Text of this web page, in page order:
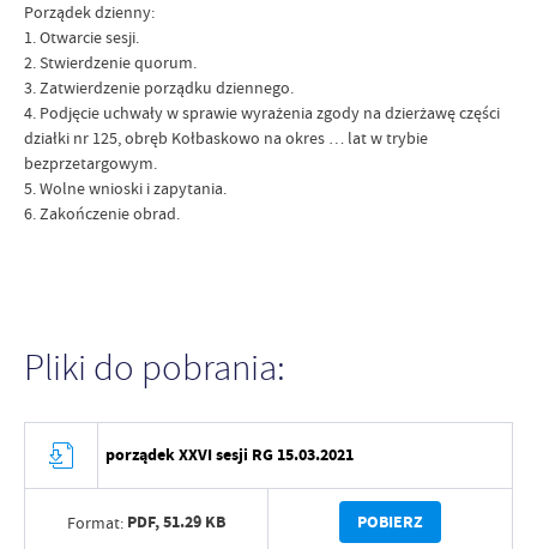
Porządek dzienny:
1. Otwarcie sesji.
2. Stwierdzenie quorum.
3. Zatwierdzenie porządku dziennego.
4. Podjęcie uchwały w sprawie wyrażenia zgody na dzierżawę części
działki nr 125, obręb Kołbaskowo na okres … lat w trybie
bezprzetargowym.
5. Wolne wnioski i zapytania.
6. Zakończenie obrad.
Pliki do pobrania:
porządek XXVI sesji RG 15.03.2021
Format: PDF,51.29 KB POBIERZ